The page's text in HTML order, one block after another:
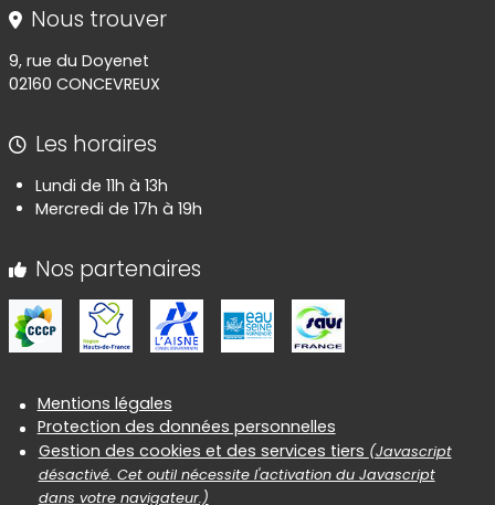
Nous trouver
9, rue du Doyenet
02160 CONCEVREUX
Les horaires
Lundi de 11h à 13h
Mercredi de 17h à 19h
Nos partenaires
Informations réglementaires
Mentions légales
Protection des données personnelles
Gestion des cookies et des services tiers (Javascript
désactivé. Cet outil nécessite l'activation du Javascript
dans votre navigateur.)